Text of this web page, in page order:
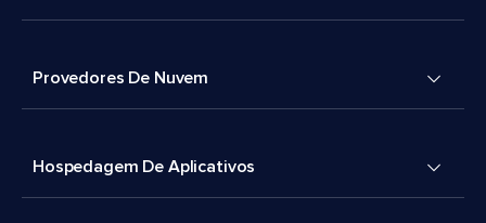
Provedores De Nuvem
Hospedagem De Aplicativos